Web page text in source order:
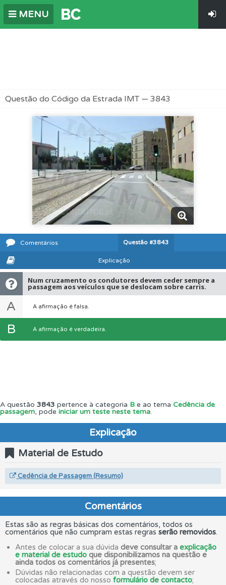
MENU
Questão do Código da Estrada IMT — 3843
Comentários Questão #3843
Explicação
Num cruzamento os condutores devem ceder sempre a
passagem aos veículos que se deslocam sobre carris.
A A afirmação é falsa.
B A afirmação é verdadeira.
A questão 3843 pertence à categoria B e ao tema Cedência de
passagem, pode iniciar um teste neste tema.
Explicação
Material de Estudo
Cedência de Passagem (Resumo)
Comentários
Estas são as regras básicas dos comentários, todos os
comentários que não cumpram estas regras serão removidos.
Antes de colocar a sua dúvida deve consultar a explicação
e material de estudo que disponibilizamos na questão e
ainda todos os comentários já presentes;
Dúvidas não relacionadas com a questão devem ser
colocadas através do nosso formulário de contacto;